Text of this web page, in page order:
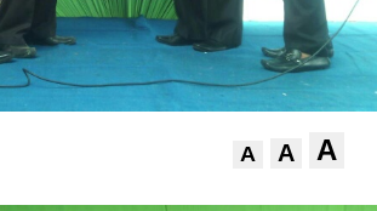
A A A